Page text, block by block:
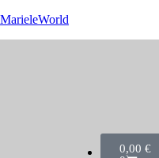
MarieleWorld
0,00 €